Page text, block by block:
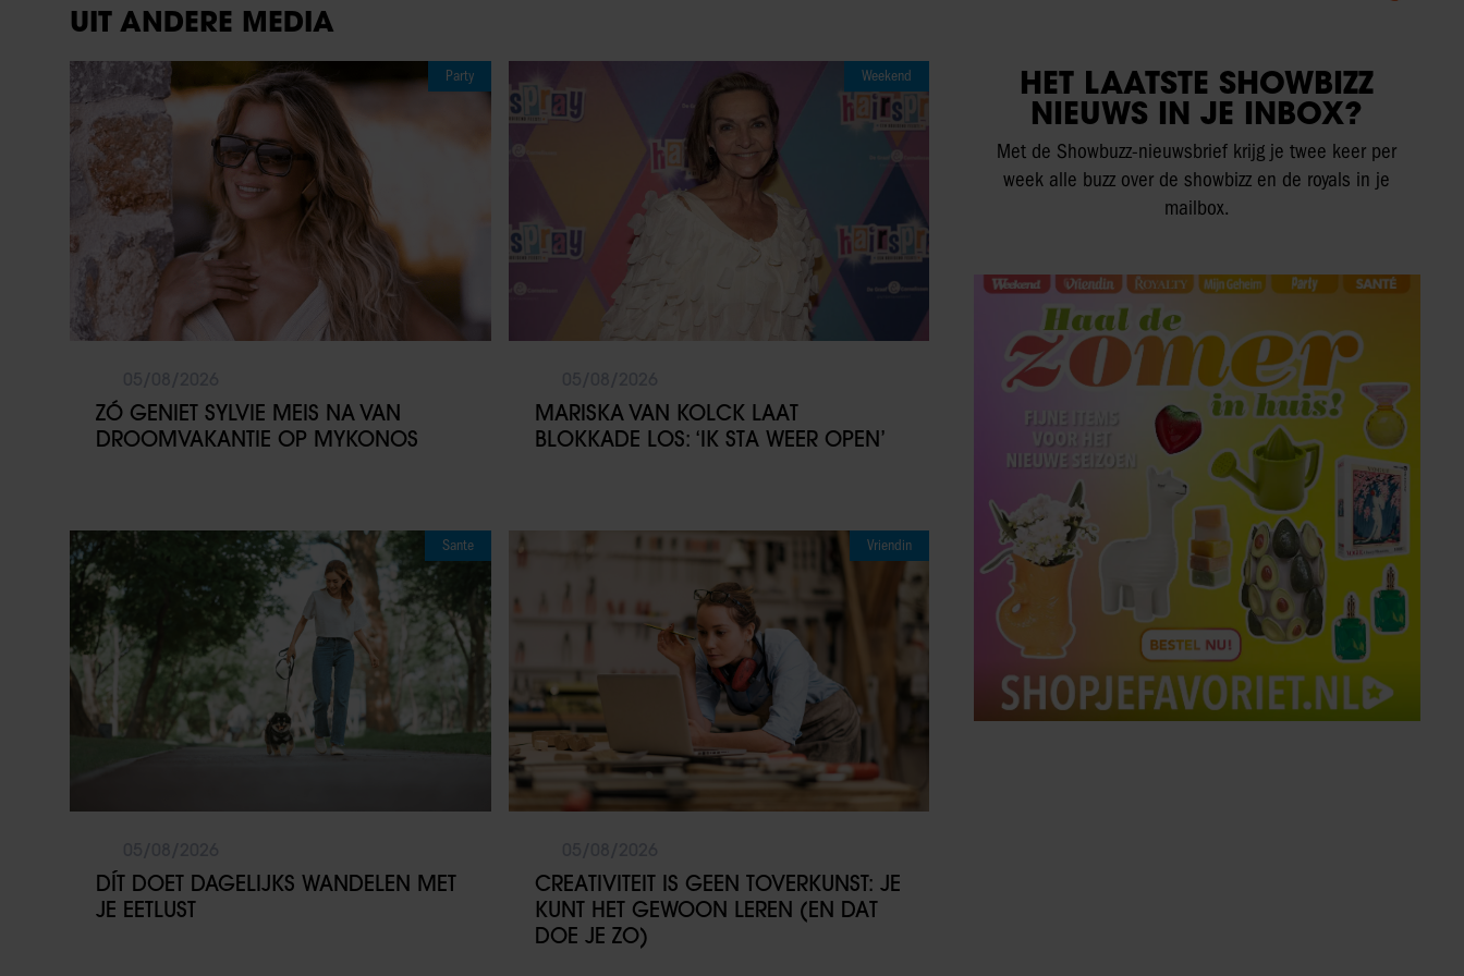
UIT ANDERE MEDIA
Party
ZÓ GENIET SYLVIE MEIS NA VAN
DROOMVAKANTIE OP MYKONOS
Weekend
MARISKA VAN KOLCK LAAT
BLOKKADE LOS: ‘IK STA WEER OPEN’
Sante
DÍT DOET DAGELIJKS WANDELEN MET
JE EETLUST
Vriendin
CREATIVITEIT IS GEEN TOVERKUNST: JE
KUNT HET GEWOON LEREN (EN DAT
DOE JE ZO)
HET LAATSTE SHOWBIZZ
NIEUWS IN JE INBOX?
Met de Showbuzz-nieuwsbrief krijg je twee keer per
week alle buzz over de showbizz en de royals in je
mailbox.